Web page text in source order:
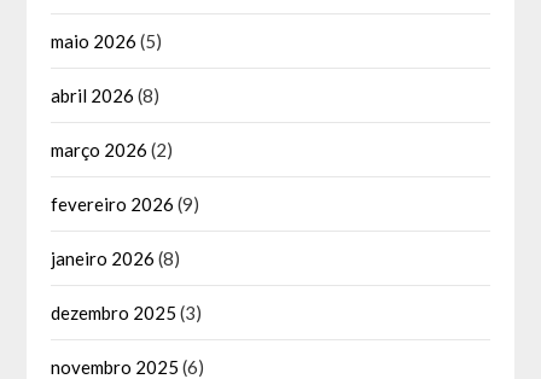
maio 2026 (5)
abril 2026 (8)
março 2026 (2)
fevereiro 2026 (9)
janeiro 2026 (8)
dezembro 2025 (3)
novembro 2025 (6)